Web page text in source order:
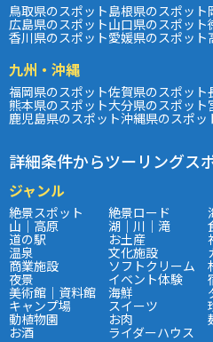
鳥取県のスポット島根県のスポット
広島県のスポット山口県のスポット
香川県のスポット愛媛県のスポット
九州・沖縄
福岡県のスポット佐賀県のスポット
熊本県のスポット大分県のスポット
鹿児島県のスポット沖縄県のスポッ
詳細条件からツーリングス
ジャンル
絶景スポット 絶景ロード
山｜高原 湖｜川｜滝
道の駅 お土産
温泉 文化施設
商業施設 ソフトクリーム
夜景 イベント体験
美術館｜資料館 海鮮
キャンプ場 スイーツ
動植物園 お肉
お酒 ライダーハウス